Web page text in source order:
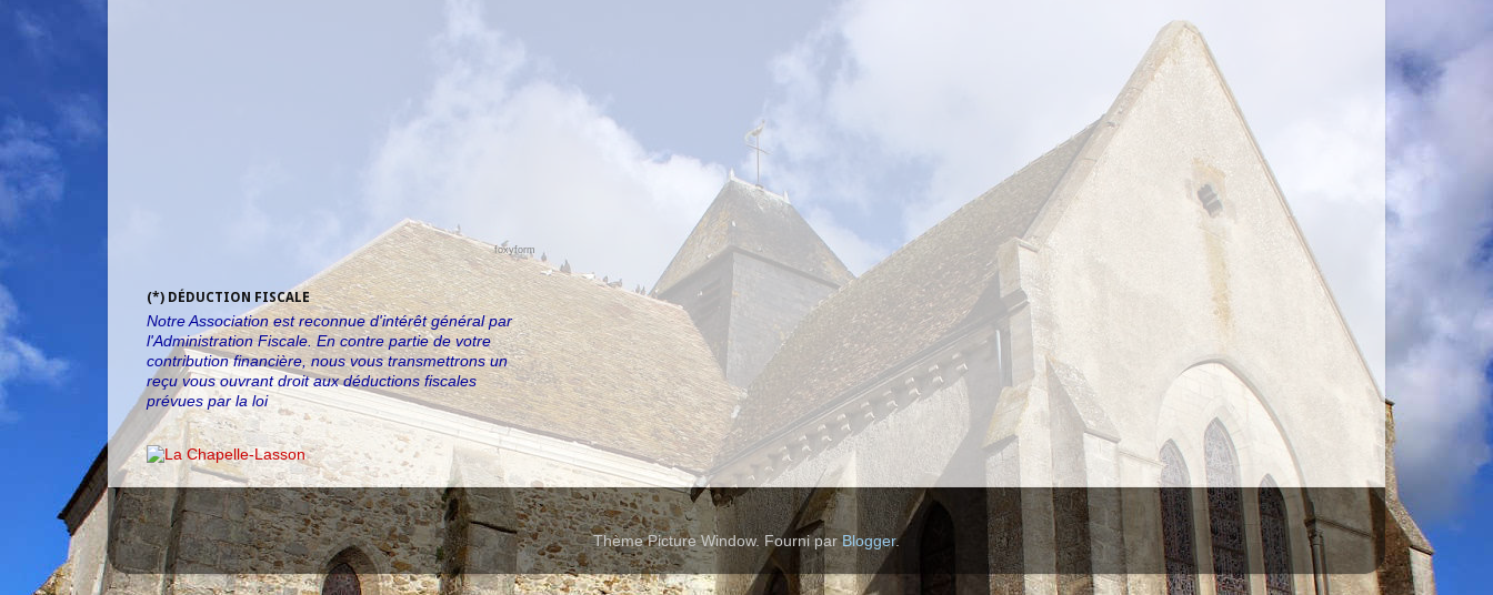
foxyform
(*) DÉDUCTION FISCALE
Notre Association est reconnue d'intérêt général par
l'Administration Fiscale. En contre partie de votre
contribution financière, nous vous transmettrons un
reçu vous ouvrant droit aux déductions fiscales
prévues par la loi
Thème Picture Window. Fourni parBlogger.